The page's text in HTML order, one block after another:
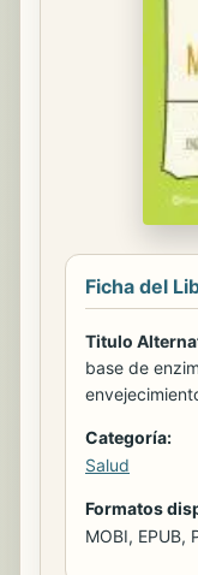
Ficha del
Titulo
base de
Categoría:
Salud
Formatos
MOBI, EPUB,